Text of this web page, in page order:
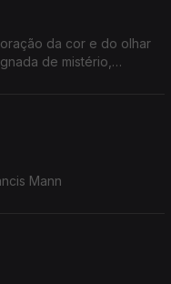
da cor e do olhar
Mann